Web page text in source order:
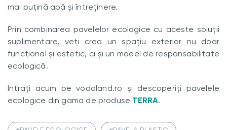
mai puțină apă și întreținere.
Prin combinarea pavelelor ecologice cu aceste soluții
suplimentare, veți crea un spațiu exterior nu doar
funcțional și estetic, ci și un model de responsabilitate
ecologică.
Intrați acum pe vodaland.ro și descoperiți pavelele
ecologice din gama de produse TERRA.